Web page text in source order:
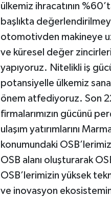
ülkemiz ihracatının
başlıkta
otomotivden makineye
ve küresel değer
yapıyoruz. Nitelikli iş
potansiyelle ülkemiz
önem atfediyoruz. Son
firmalarımızın gücünü
ulaşım yatırımlarını
konumundaki
OSB alanı oluşturarak
OSB’lerimizin yüksek
ve inovasyon